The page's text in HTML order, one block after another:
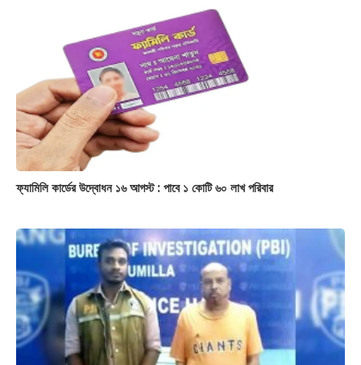
ফ্যামিলি কার্ডের উদ্বোধন ১৬ আগস্ট : পাবে ১ কোটি ৬০ লাখ পরিবার